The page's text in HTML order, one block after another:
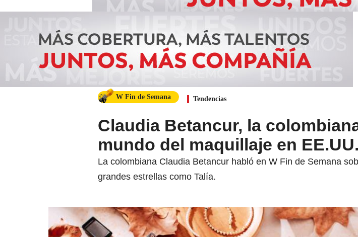
W Fin de Semana Tendencias
Claudia Betancur, la
mundo del maquillaje en EE.UU.
La colombiana Claudia Betancur habló en W Fin de Semana
grandes estrellas como Talía.